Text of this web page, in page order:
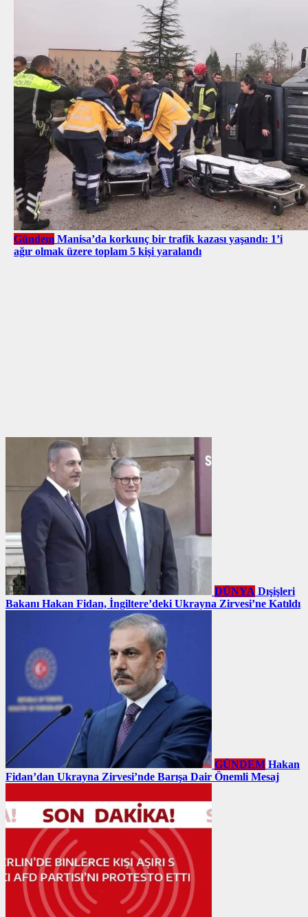
Gündem Manisa’da korkunç bir trafik kazası yaşandı: 1’i
ağır olmak üzere toplam 5 kişi yaralandı
DÜNYA Dışişleri
Bakanı Hakan Fidan, İngiltere’deki Ukrayna Zirvesi’ne Katıldı
GÜNDEM Hakan
Fidan’dan Ukrayna Zirvesi’nde Barışa Dair Önemli Mesaj